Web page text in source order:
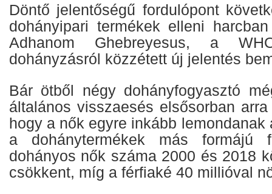
Döntő jelentőségű fordulópont
dohányipari termékek elleni
Adhanom Ghebreyesus, a
dohányzásról közzétett új jelentés
Bár ötből négy dohányfogyasztó
általános visszaesés elsősorban
hogy a nők egyre inkább lemondanak
a dohánytermékek más formájú
dohányos nők száma 2000 és 2018
csökkent, míg a férfiaké 40 millióval